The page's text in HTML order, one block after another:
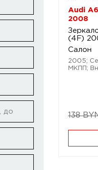
до
Audi
2008
(4F)
Салон
2005;
МКПП;
138